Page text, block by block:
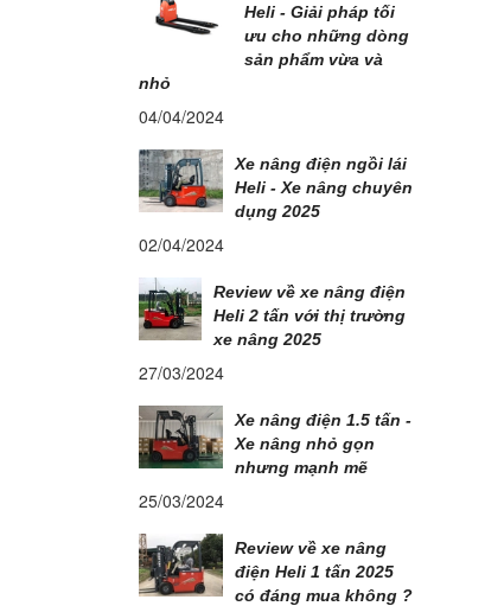
Heli - Giải pháp tối
ưu cho những dòng
sản phẩm vừa và
nhỏ
04/04/2024
Xe nâng điện ngồi lái
Heli - Xe nâng chuyên
dụng 2025
02/04/2024
Review về xe nâng điện
Heli 2 tấn với thị trường
xe nâng 2025
27/03/2024
Xe nâng điện 1.5 tấn -
Xe nâng nhỏ gọn
nhưng mạnh mẽ
25/03/2024
Review về xe nâng
điện Heli 1 tấn 2025
có đáng mua không ?